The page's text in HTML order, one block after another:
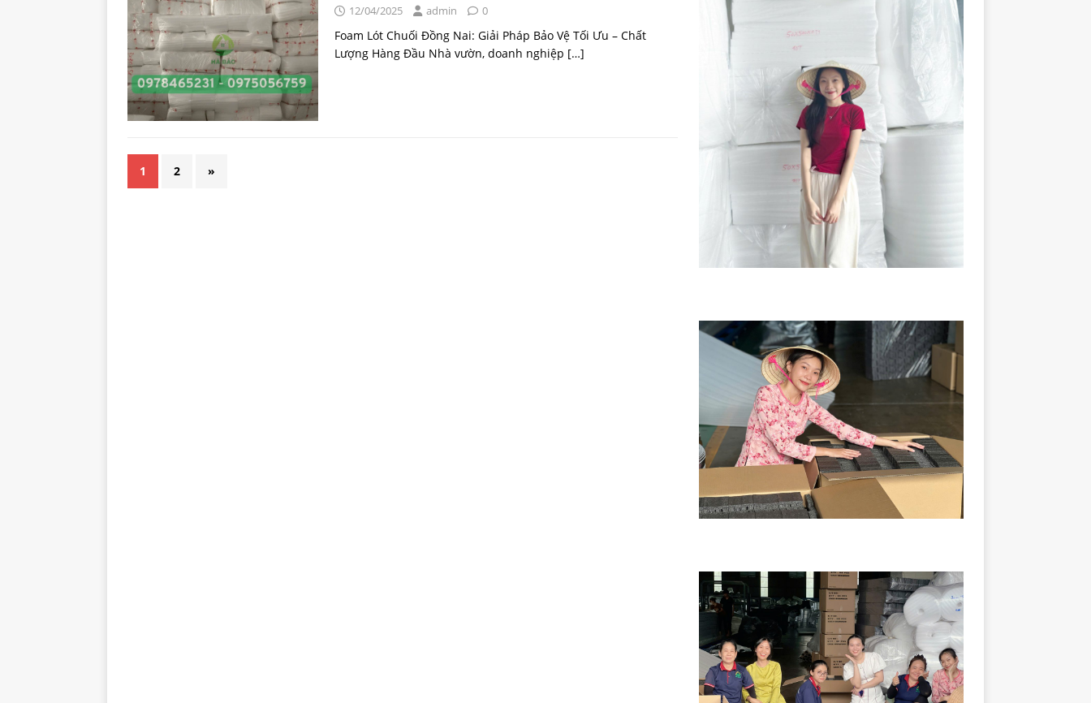
12/04/2025 admin 0
Foam Lót Chuối Đồng Nai: Giải Pháp Bảo Vệ Tối Ưu – Chất
Lượng Hàng Đầu Nhà vườn, doanh nghiệp […]
1 2 »